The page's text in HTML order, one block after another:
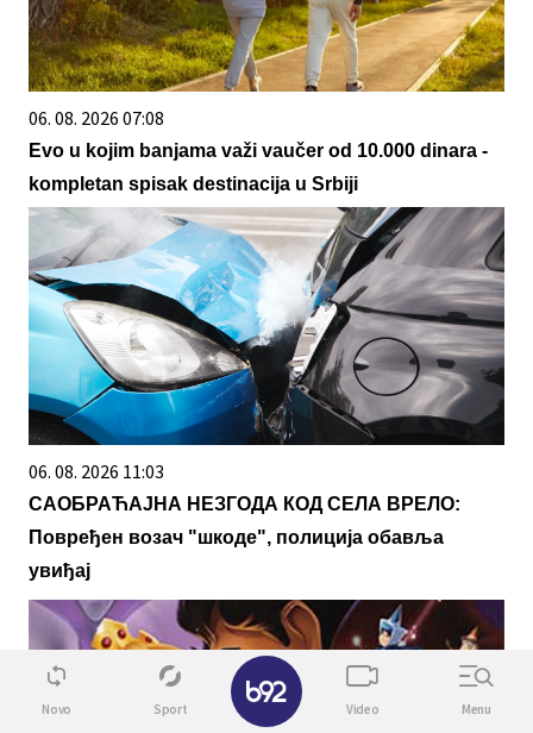
06. 08. 2026 07:08
Evo u kojim banjama važi vaučer od 10.000 dinara -
kompletan spisak destinacija u Srbiji
06. 08. 2026 11:03
САОБРАЋАЈНА НЕЗГОДА КОД СЕЛА ВРЕЛО:
Повређен возач "шкоде", полиција обавља
увиђај
Novo Sport Video Menu
✕